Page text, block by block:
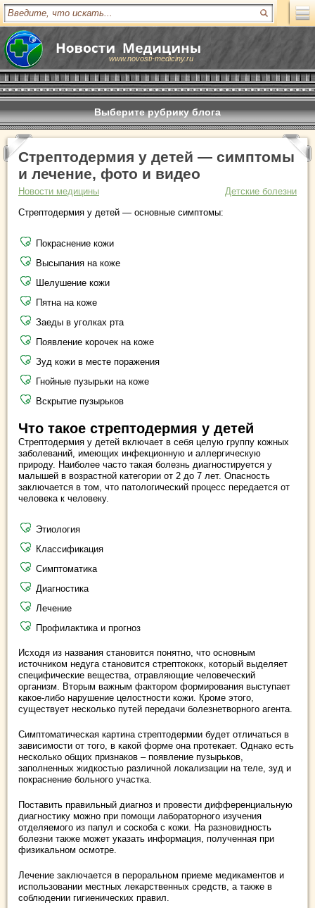
www.novosti-mediciny.ru
Выберите рубрику блога
Стрептодермия у детей — симптомы
и лечение, фото и видео
Новости медицины
Детские болезни
Стрептодермия у детей — основные симптомы:
Покраснение кожи
Высыпания на коже
Шелушение кожи
Пятна на коже
Заеды в уголках рта
Появление корочек на коже
Зуд кожи в месте поражения
Гнойные пузырьки на коже
Вскрытие пузырьков
Что такое стрептодермия у детей
Стрептодермия у детей включает в себя целую группу кожных
заболеваний, имеющих инфекционную и аллергическую
природу. Наиболее часто такая болезнь диагностируется у
малышей в возрастной категории от 2 до 7 лет. Опасность
заключается в том, что патологический процесс передается от
человека к человеку.
Этиология
Классификация
Симптоматика
Диагностика
Лечение
Профилактика и прогноз
Исходя из названия становится понятно, что основным
источником недуга становится стрептококк, который выделяет
специфические вещества, отравляющие человеческий
организм. Вторым важным фактором формирования выступает
какое-либо нарушение целостности кожи. Кроме этого,
существует несколько путей передачи болезнетворного агента.
Симптоматическая картина стрептодермии будет отличаться в
зависимости от того, в какой форме она протекает. Однако есть
несколько общих признаков – появление пузырьков,
заполненных жидкостью различной локализации на теле, зуд и
покраснение больного участка.
Поставить правильный диагноз и провести дифференциальную
диагностику можно при помощи лабораторного изучения
отделяемого из папул и соскоба с кожи. На разновидность
болезни также может указать информация, полученная при
физикальном осмотре.
Лечение заключается в пероральном приеме медикаментов и
использовании местных лекарственных средств, а также в
соблюдении гигиенических правил.